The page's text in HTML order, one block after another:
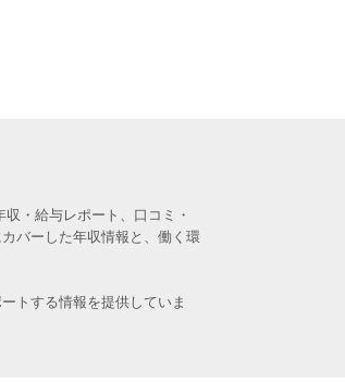
・給与レポート、口コミ・
バーした年収情報と、働く環
トする情報を提供していま